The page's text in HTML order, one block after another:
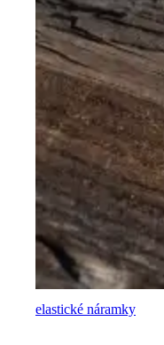
elastické náramky